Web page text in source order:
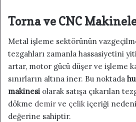
Torna ve CNC
Metal işleme sektörünün
tezgahları zamanla hassasiyetini
artar, motor gücü düşer ve işleme
sınırların altına iner. Bu noktada
makinesi olarak satışa çıkarılan
dökme demir ve çelik içeriği
değerine sahiptir.